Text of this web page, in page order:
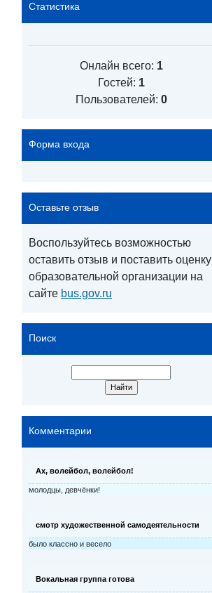
Статистика
Онлайн всего: 1
Гостей: 1
Пользователей: 0
Форма входа
Оставьте отзыв
Воспользуйтесь возможностью
оставить отзыв и поставить оценку
образовательной организации на
сайте bus.gov.ru
Поиск
Комментарии
Ах, волейбол, волейбол!
молодцы, девчёнки!
смотр художественной самодеятельности
было классно и весело
Вокальная группа готова